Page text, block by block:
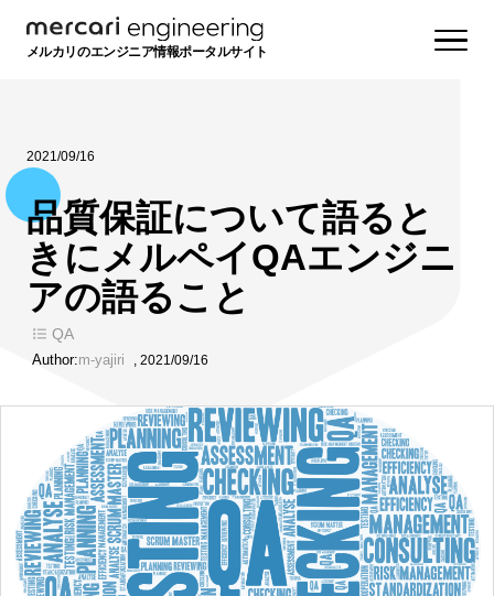
メルカリのエンジニア情報ポータルサイト
2021/09/16
品質保証について語ると
きにメルペイQAエンジニ
アの語ること
QA
Author:m-yajiri , 2021/09/16